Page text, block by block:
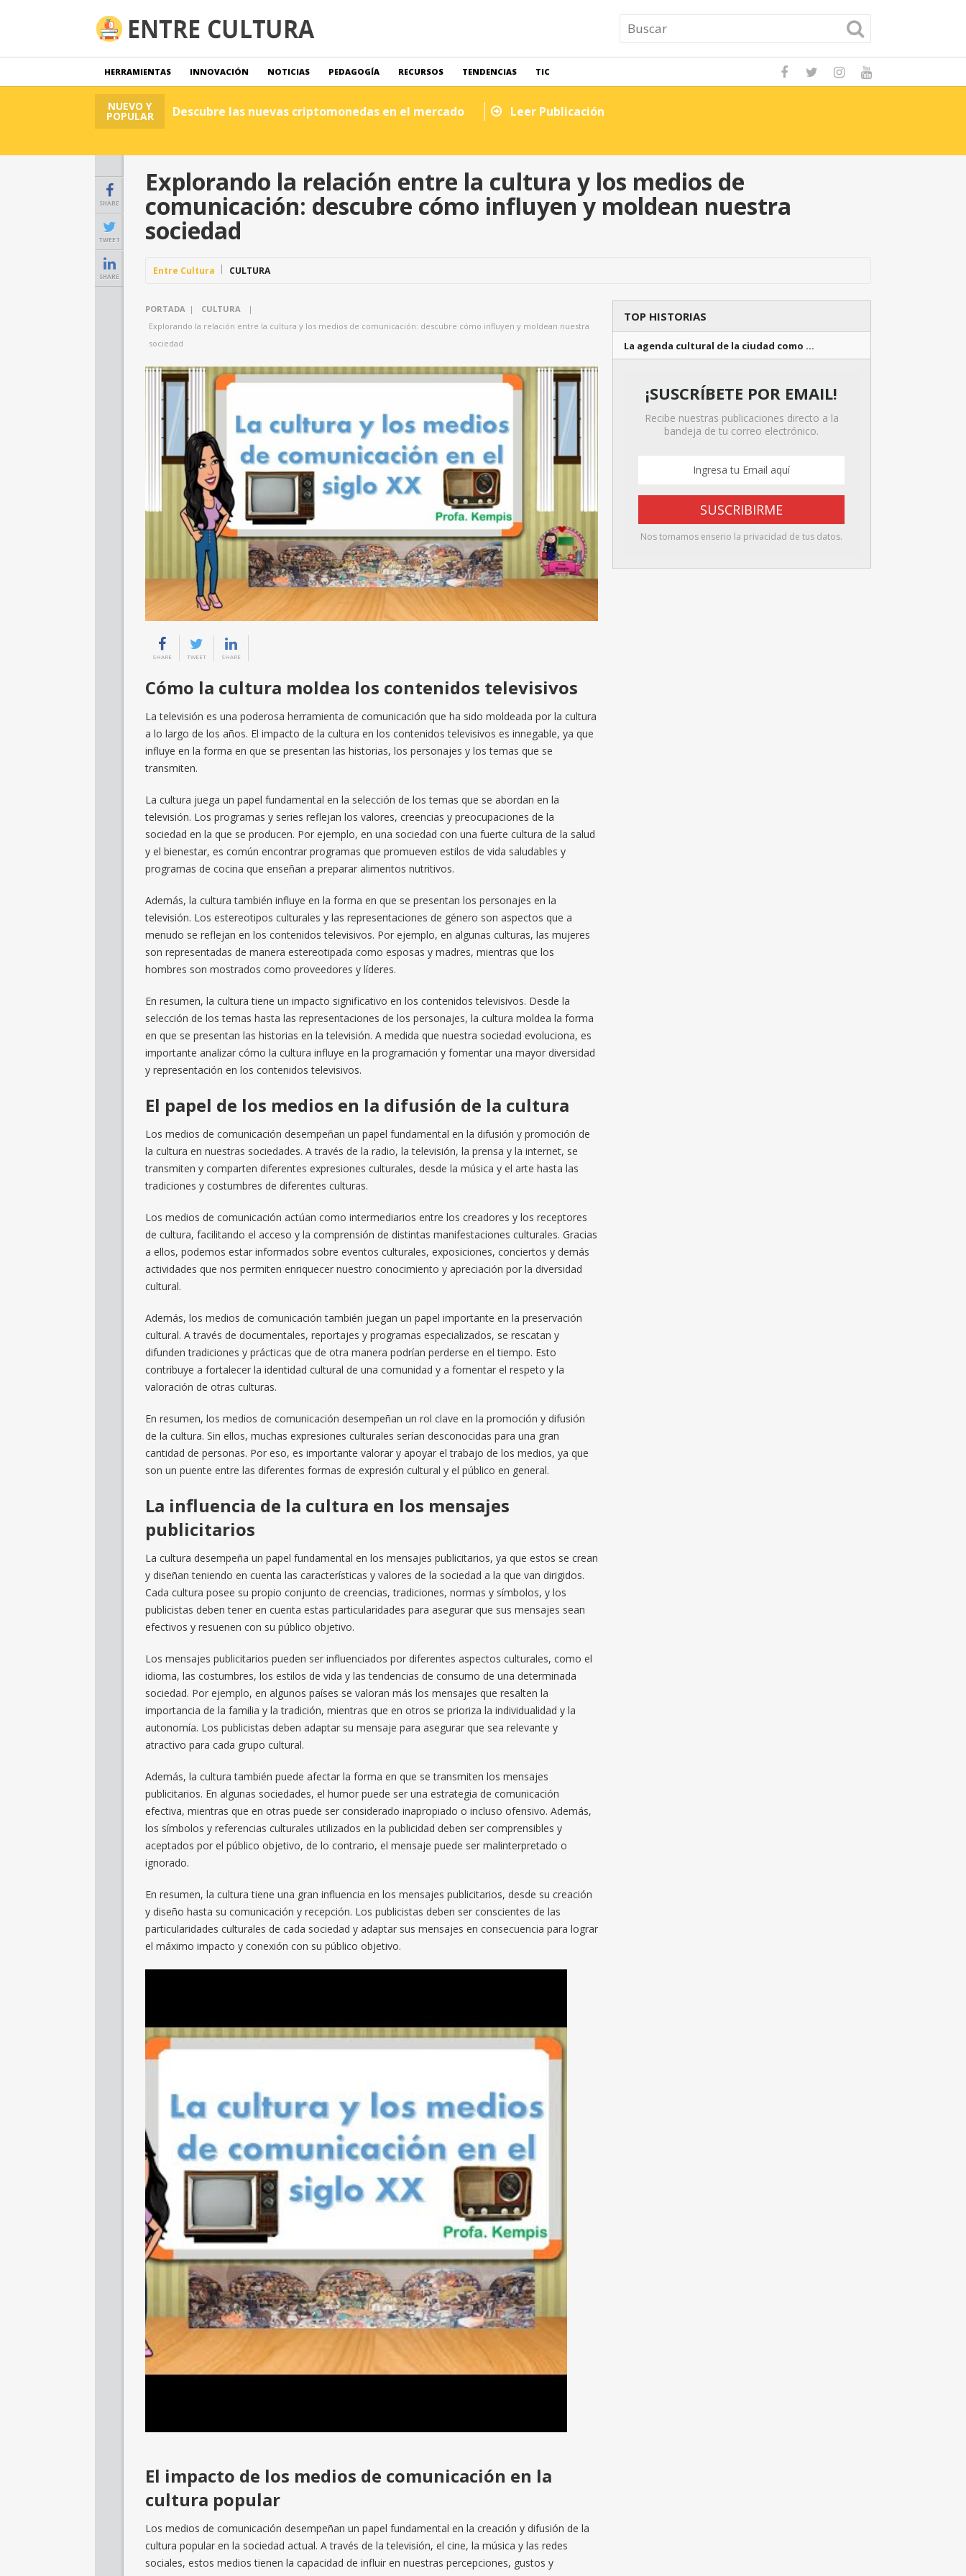
HERRAMIENTAS INNOVACIÓN NOTICIAS PEDAGOGÍA RECURSOS TENDENCIAS TIC
NUEVO Y
POPULAR Descubre las nuevas criptomonedas en el mercado Leer Publicación
SHARE
TWEET
SHARE
Explorando la relación entre la cultura y los medios de
comunicación: descubre cómo influyen y moldean nuestra
sociedad
Entre Cultura CULTURA
PORTADA | CULTURA
|
Explorando la relación entre la cultura y los medios de comunicación: descubre cómo influyen y moldean nuestra
sociedad
SHARE TWEET SHARE
Cómo la cultura moldea los contenidos televisivos
La televisión es una poderosa herramienta de comunicación que ha sido moldeada por la cultura
a lo largo de los años. El impacto de la cultura en los contenidos televisivos es innegable, ya que
influye en la forma en que se presentan las historias, los personajes y los temas que se
transmiten.
La cultura juega un papel fundamental en la selección de los temas que se abordan en la
televisión. Los programas y series reflejan los valores, creencias y preocupaciones de la
sociedad en la que se producen. Por ejemplo, en una sociedad con una fuerte cultura de la salud
y el bienestar, es común encontrar programas que promueven estilos de vida saludables y
programas de cocina que enseñan a preparar alimentos nutritivos.
Además, la cultura también influye en la forma en que se presentan los personajes en la
televisión. Los estereotipos culturales y las representaciones de género son aspectos que a
menudo se reflejan en los contenidos televisivos. Por ejemplo, en algunas culturas, las mujeres
son representadas de manera estereotipada como esposas y madres, mientras que los
hombres son mostrados como proveedores y líderes.
En resumen, la cultura tiene un impacto significativo en los contenidos televisivos. Desde la
selección de los temas hasta las representaciones de los personajes, la cultura moldea la forma
en que se presentan las historias en la televisión. A medida que nuestra sociedad evoluciona, es
importante analizar cómo la cultura influye en la programación y fomentar una mayor diversidad
y representación en los contenidos televisivos.
El papel de los medios en la difusión de la cultura
Los medios de comunicación desempeñan un papel fundamental en la difusión y promoción de
la cultura en nuestras sociedades. A través de la radio, la televisión, la prensa y la internet, se
transmiten y comparten diferentes expresiones culturales, desde la música y el arte hasta las
tradiciones y costumbres de diferentes culturas.
Los medios de comunicación actúan como intermediarios entre los creadores y los receptores
de cultura, facilitando el acceso y la comprensión de distintas manifestaciones culturales. Gracias
a ellos, podemos estar informados sobre eventos culturales, exposiciones, conciertos y demás
actividades que nos permiten enriquecer nuestro conocimiento y apreciación por la diversidad
cultural.
Además, los medios de comunicación también juegan un papel importante en la preservación
cultural. A través de documentales, reportajes y programas especializados, se rescatan y
difunden tradiciones y prácticas que de otra manera podrían perderse en el tiempo. Esto
contribuye a fortalecer la identidad cultural de una comunidad y a fomentar el respeto y la
valoración de otras culturas.
En resumen, los medios de comunicación desempeñan un rol clave en la promoción y difusión
de la cultura. Sin ellos, muchas expresiones culturales serían desconocidas para una gran
cantidad de personas. Por eso, es importante valorar y apoyar el trabajo de los medios, ya que
son un puente entre las diferentes formas de expresión cultural y el público en general.
La influencia de la cultura en los mensajes
publicitarios
La cultura desempeña un papel fundamental en los mensajes publicitarios, ya que estos se crean
y diseñan teniendo en cuenta las características y valores de la sociedad a la que van dirigidos.
Cada cultura posee su propio conjunto de creencias, tradiciones, normas y símbolos, y los
publicistas deben tener en cuenta estas particularidades para asegurar que sus mensajes sean
efectivos y resuenen con su público objetivo.
Los mensajes publicitarios pueden ser influenciados por diferentes aspectos culturales, como el
idioma, las costumbres, los estilos de vida y las tendencias de consumo de una determinada
sociedad. Por ejemplo, en algunos países se valoran más los mensajes que resalten la
importancia de la familia y la tradición, mientras que en otros se prioriza la individualidad y la
autonomía. Los publicistas deben adaptar su mensaje para asegurar que sea relevante y
atractivo para cada grupo cultural.
Además, la cultura también puede afectar la forma en que se transmiten los mensajes
publicitarios. En algunas sociedades, el humor puede ser una estrategia de comunicación
efectiva, mientras que en otras puede ser considerado inapropiado o incluso ofensivo. Además,
los símbolos y referencias culturales utilizados en la publicidad deben ser comprensibles y
aceptados por el público objetivo, de lo contrario, el mensaje puede ser malinterpretado o
ignorado.
En resumen, la cultura tiene una gran influencia en los mensajes publicitarios, desde su creación
y diseño hasta su comunicación y recepción. Los publicistas deben ser conscientes de las
particularidades culturales de cada sociedad y adaptar sus mensajes en consecuencia para lograr
el máximo impacto y conexión con su público objetivo.
El impacto de los medios de comunicación en la
cultura popular
Los medios de comunicación desempeñan un papel fundamental en la creación y difusión de la
cultura popular en la sociedad actual. A través de la televisión, el cine, la música y las redes
sociales, estos medios tienen la capacidad de influir en nuestras percepciones, gustos y
TOP HISTORIAS
La agenda cultural de la ciudad como …
¡SUSCRÍBETE POR EMAIL!
Recibe nuestras publicaciones directo a la
bandeja de tu correo electrónico.
Nos tomamos enserio la privacidad de tus datos.